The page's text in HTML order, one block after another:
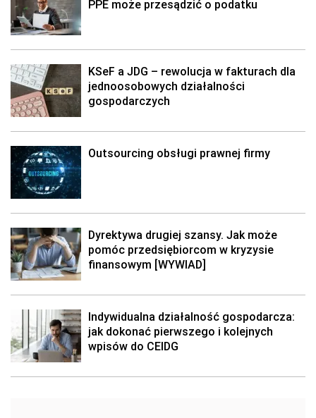
PPE może przesądzić o podatku
KSeF a JDG – rewolucja w fakturach dla
jednoosobowych działalności
gospodarczych
Outsourcing obsługi prawnej firmy
Dyrektywa drugiej szansy. Jak może
pomóc przedsiębiorcom w kryzysie
finansowym [WYWIAD]
Indywidualna działalność gospodarcza:
jak dokonać pierwszego i kolejnych
wpisów do CEIDG